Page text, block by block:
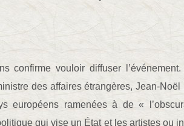
confirme vouloir diffuser
des affaires étrangères, Jean-
européens ramenées à de «
qui vise un État et les artistes ou